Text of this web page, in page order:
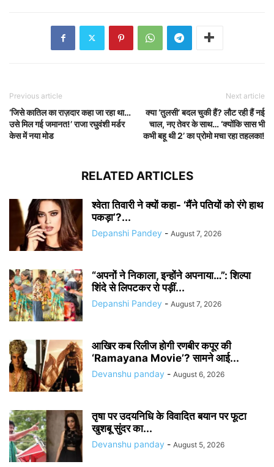
Previous article
‘जिसे कातिल का राज़दार कहा जा रहा था…
उसे मिल गई जमानत!’ राजा रघुवंशी मर्डर
केस में नया मोड
Next article
क्या ‘तुलसी’ बदल चुकी हैं? लौट रही हैं नई
चाल, नए तेवर के साथ… ‘क्योंकि सास भी
कभी बहू थी 2’ का प्रोमो मचा रहा तहलका!
RELATED ARTICLES
श्वेता तिवारी ने क्यों कहा- ‘मैंने पतियों को रंगे हाथ
पकड़ा’?...
Depanshi Pandey - August 7, 2026
“अपनों ने निकाला, इन्होंने अपनाया…”: शिल्पा
शिंदे से लिपटकर रो पड़ीं...
Depanshi Pandey - August 7, 2026
आखिर कब रिलीज होगी रणबीर कपूर की
‘Ramayana Movie’? सामने आई...
Devanshu panday - August 6, 2026
तृषा पर उदयनिधि के विवादित बयान पर फूटा
खुशबू सुंदर का...
Devanshu panday - August 5, 2026